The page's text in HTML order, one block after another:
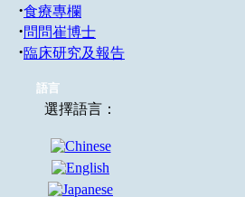
·食療專欄
·問問崔博士
·臨床研究及報告
語言
選擇語言：